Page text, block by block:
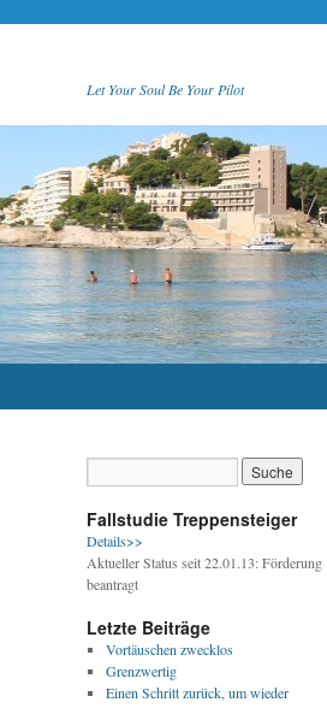
Let Your Soul Be Your Pilot
Fallstudie Treppensteiger
Details>>
Aktueller Status seit 22.01.13: Förderung
beantragt
Letzte Beiträge
Vortäuschen zwecklos
Grenzwertig
Einen Schritt zurück, um wieder